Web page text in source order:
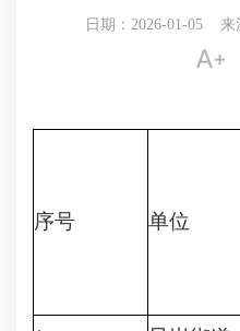
日期：2026-01-05 来

序号 单位